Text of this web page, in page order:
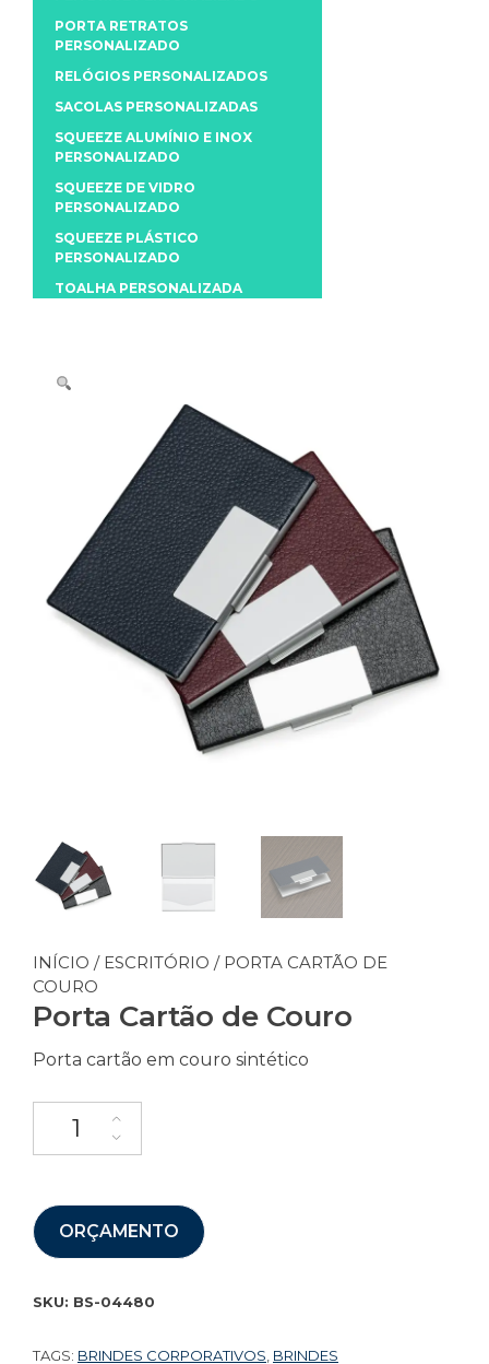
INÍCIO / ESCRITÓRIO / PORTA CARTÃO DE
COURO
Porta Cartão de Couro
Porta cartão em couro sintético
ORÇAMENTO
SKU: BS-04480
TAGS: BRINDES CORPORATIVOS BRINDES
PORTA RETRATOS
PERSONALIZADO
RELÓGIOS PERSONALIZADOS
SACOLAS PERSONALIZADAS
SQUEEZE ALUMÍNIO E INOX
PERSONALIZADO
SQUEEZE DE VIDRO
PERSONALIZADO
SQUEEZE PLÁSTICO
PERSONALIZADO
TOALHA PERSONALIZADA